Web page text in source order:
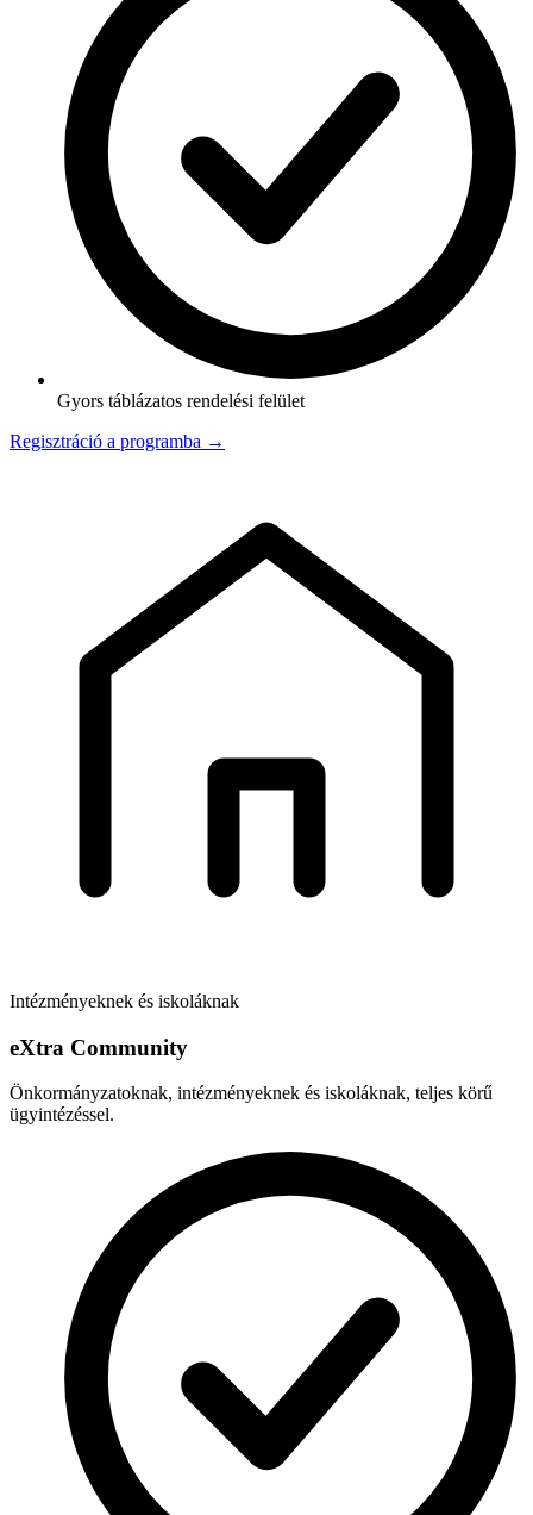
Gyors táblázatos rendelési felület
Regisztráció a programba →
Intézményeknek és iskoláknak
eXtra Community
Önkormányzatoknak, intézményeknek és iskoláknak, teljes körű
ügyintézéssel.